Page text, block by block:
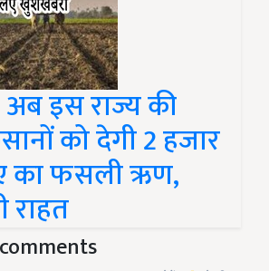
इस राज्य की
को देगी 2 हजार
का फसली ऋण,
राहत